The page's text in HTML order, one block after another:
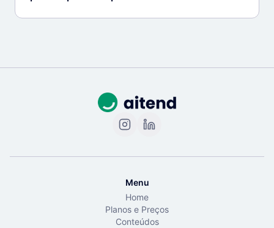
Menu
Home
Planos e Preços
Conteúdos